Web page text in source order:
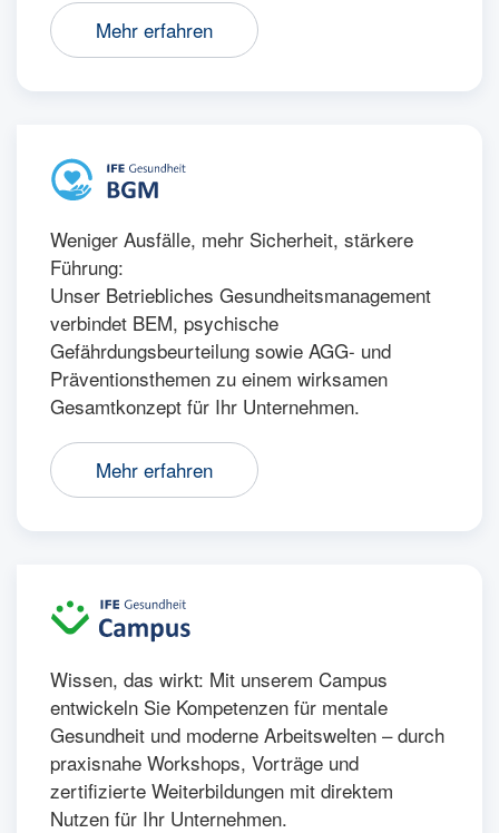
Mehr erfahren
Weniger Ausfälle, mehr Sicherheit, stärkere
Führung:
Unser Betriebliches Gesundheitsmanagement
verbindet BEM, psychische
Gefährdungsbeurteilung sowie AGG- und
Präventionsthemen zu einem wirksamen
Gesamtkonzept für Ihr Unternehmen.
Mehr erfahren
Wissen, das wirkt: Mit unserem Campus
entwickeln Sie Kompetenzen für mentale
Gesundheit und moderne Arbeitswelten – durch
praxisnahe Workshops, Vorträge und
zertifizierte Weiterbildungen mit direktem
Nutzen für Ihr Unternehmen.